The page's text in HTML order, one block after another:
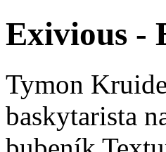
Exivious -
Tymon
baskytarista